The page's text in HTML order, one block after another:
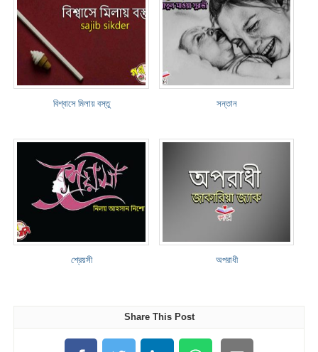
বিশ্বাসে মিলায় বস্তু সন্তান
শ্রেয়সী অপরাধী
Share This Post